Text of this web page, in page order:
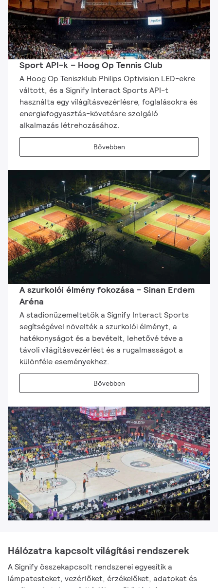
Sport API-k – Hoog Op Tennis Club
A Hoog Op Teniszklub Philips Optivision LED-ekre
váltott, és a Signify Interact Sports API-t
használta egy világításvezérlésre, foglalásokra és
energiafogyasztás-követésre szolgáló
alkalmazás létrehozásához.
Bővebben
A szurkolói élmény fokozása - Sinan Erdem
Aréna
A stadionüzemeltetők a Signify Interact Sports
segítségével növelték a szurkolói élményt, a
hatékonyságot és a bevételt, lehetővé téve a
távoli világításvezérlést és a rugalmasságot a
különféle eseményekhez.
Bővebben
Hálózatra kapcsolt világítási rendszerek
A Signify összekapcsolt rendszerei egyesítik a
lámpatesteket, vezérlőket, érzékelőket, adatokat és